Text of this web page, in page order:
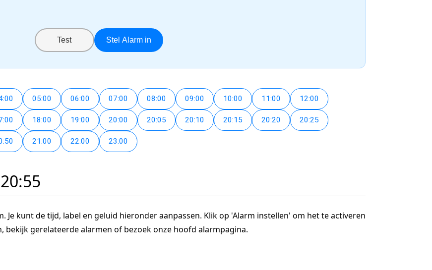
Test Stel Alarm in
05:00 06:00 07:00 08:00 09:00 10:00 11:00 12:00
18:00 19:00 20:00 20:05 20:10 20:15 20:20 20:25
21:00 22:00 23:00
Je kunt de tijd, label en geluid hieronder aanpassen. Klik op 'Alarm instellen' om het te activeren
bekijk gerelateerde alarmen of bezoek onze hoofd alarmpagina.